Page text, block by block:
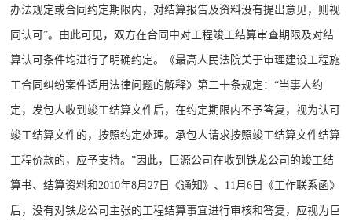
办法规定或合同约定期限内，对结算报告及资料没有提出意见，则视
同认可”。由此可见，双方在合同中对工程竣工结算审查期限及对结
算认可条件均进行了明确约定。《最高人民法院关于审理建设工程施
工合同纠纷案件适用法律问题的解释》第二十条规定：“当事人约
定，发包人收到竣工结算文件后，在约定期限内不予答复，视为认可
竣工结算文件的，按照约定处理。承包人请求按照竣工结算文件结算
工程价款的，应予支持。”因此，巨源公司在收到铁龙公司的竣工结
算书、结算资料和2010年8月27日《通知》、11月6日《工作联系函》
后，没有对铁龙公司主张的工程结算事宜进行审核和答复，应视为巨